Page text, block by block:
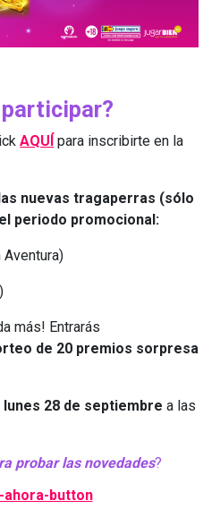
participar?
AQUÍ para inscribirte en la
nuevas tragaperras (sólo
periodo promocional:
más! Entrarás
de 20 premios sorpresa
lunes 28 de septiembre a las
probar las novedades?